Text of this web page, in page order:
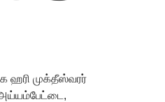
ஹரி முக்தீஸ்வரர்